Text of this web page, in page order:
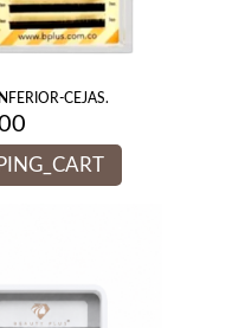
CEJAS.